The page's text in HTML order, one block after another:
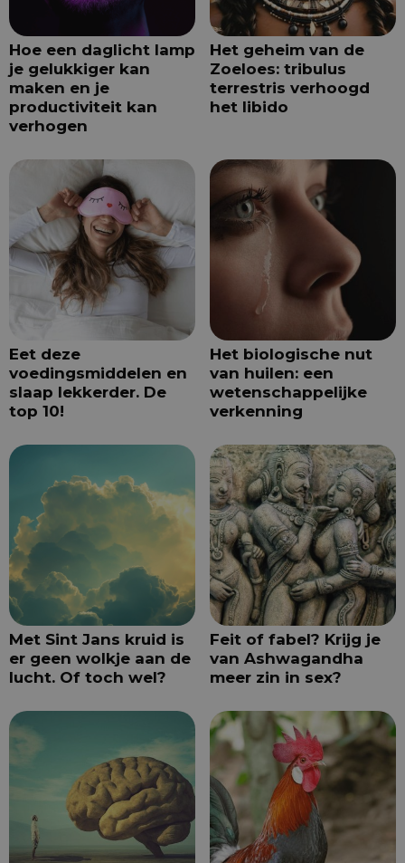
Hoe een daglicht lamp
je gelukkiger kan
maken en je
productiviteit kan
verhogen
Het geheim van de
Zoeloes: tribulus
terrestris verhoogd
het libido
Eet deze
voedingsmiddelen en
slaap lekkerder. De
top 10!
Het biologische nut
van huilen: een
wetenschappelijke
verkenning
Met Sint Jans kruid is
er geen wolkje aan de
lucht. Of toch wel?
Feit of fabel? Krijg je
van Ashwagandha
meer zin in sex?